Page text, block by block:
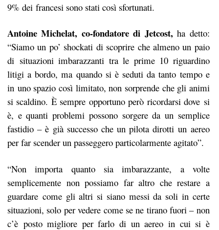
9% dei francesi sono stati così sfortunati.
Antoine Michelat, co-fondatore di Jetcost,ha detto:
“Siamo un po’ shockati di scoprire che almeno un paio
di situazioni imbarazzanti tra le prime 10 riguardino
litigi a bordo, ma quando si è seduti da tanto tempo e
in uno spazio così limitato, non sorprende che gli animi
si scaldino. È sempre opportuno però ricordarsi dove si
è, e quanti problemi possono sorgere da un semplice
fastidio – è già successo che un pilota dirotti un aereo
per far scender un passeggero particolarmente agitato”.
“Non importa quanto sia imbarazzante, a volte
semplicemente non possiamo far altro che restare a
guardare come gli altri si siano messi da soli in certe
situazioni, solo per vedere come se ne tirano fuori – non
c’è posto migliore per farlo di un aereo in cui si è